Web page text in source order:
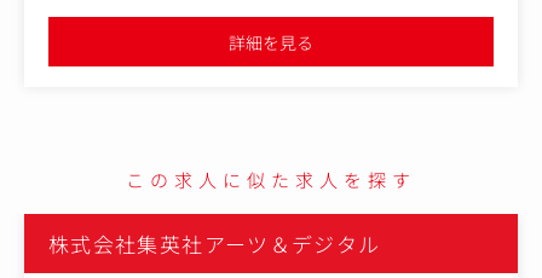
・商品紹介用のチラシ
・品質表示、サイズシール
・カタログ通販紙面
・テレビ通販に必要なパネル
・海外向けクラウドファンディング向けの画像 など
詳細を見る
この求人に似た求人を探す
株式会社集英社アーツ＆デジタル